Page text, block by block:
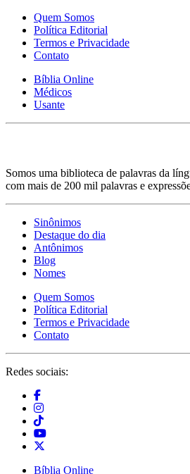
Quem Somos
Política Editorial
Termos e Privacidade
Contato
Bíblia Online
Médicos
Usante
Somos uma biblioteca de palavras da
com mais de 200 mil palavras e
Sinônimos
Destaque do dia
Antônimos
Blog
Nomes
Quem Somos
Política Editorial
Termos e Privacidade
Contato
Redes sociais:
Bíblia Online